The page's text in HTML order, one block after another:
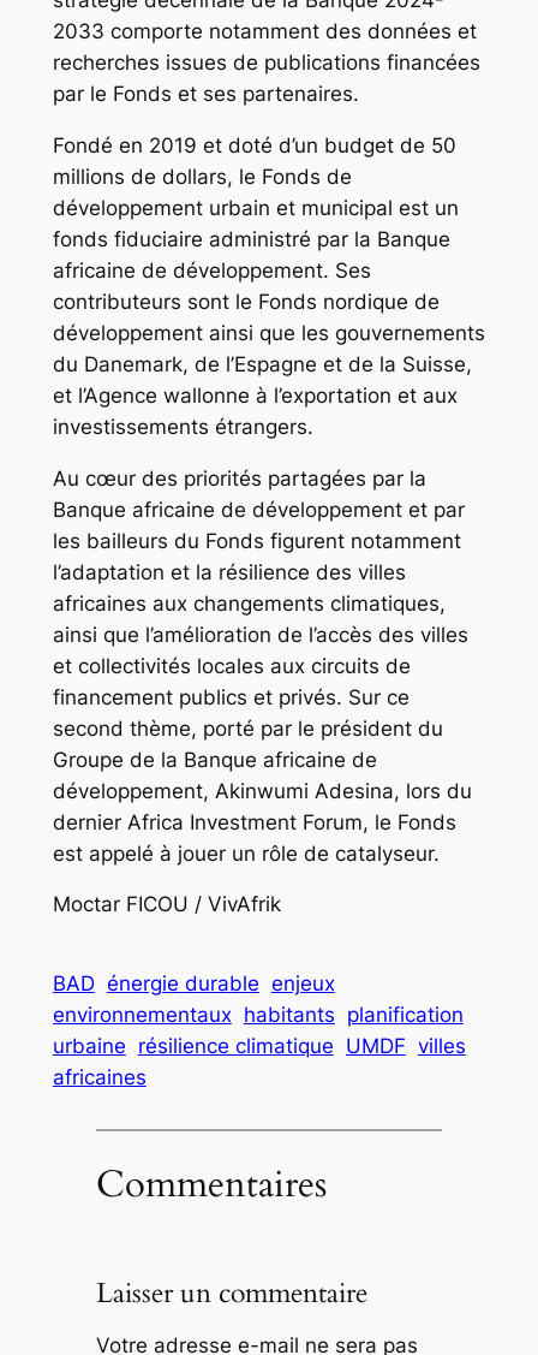
2033 comporte notamment des données et
recherches issues de publications financées
par le Fonds et ses partenaires.
Fondé en 2019 et doté d’un budget de 50
millions de dollars, le Fonds de
développement urbain et municipal est un
fonds fiduciaire administré par la Banque
africaine de développement. Ses
contributeurs sont le Fonds nordique de
développement ainsi que les gouvernements
du Danemark, de l’Espagne et de la Suisse,
et l’Agence wallonne à l’exportation et aux
investissements étrangers.
Au cœur des priorités partagées par la
Banque africaine de développement et par
les bailleurs du Fonds figurent notamment
l’adaptation et la résilience des villes
africaines aux changements climatiques,
ainsi que l’amélioration de l’accès des villes
et collectivités locales aux circuits de
financement publics et privés. Sur ce
second thème, porté par le président du
Groupe de la Banque africaine de
développement, Akinwumi Adesina, lors du
dernier Africa Investment Forum, le Fonds
est appelé à jouer un rôle de catalyseur.
Moctar FICOU / VivAfrik
BAD énergie durable enjeux
environnementaux habitants planification
urbaine résilience climatique UMDF villes
africaines
Commentaires
Laisser un commentaire
Votre adresse e-mail ne sera pas